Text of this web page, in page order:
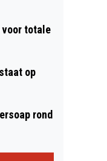
voor totale
op
rond